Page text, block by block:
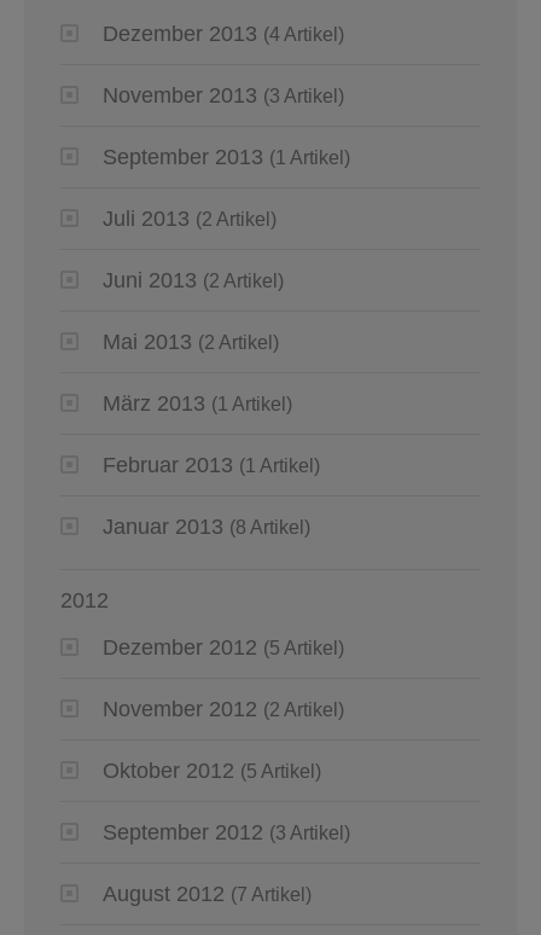
Dezember 2013 (4 Artikel)
November 2013 (3 Artikel)
September 2013 (1 Artikel)
Juli 2013 (2 Artikel)
Juni 2013 (2 Artikel)
Mai 2013 (2 Artikel)
März 2013 (1 Artikel)
Februar 2013 (1 Artikel)
Januar 2013 (8 Artikel)
2012
Dezember 2012 (5 Artikel)
November 2012 (2 Artikel)
Oktober 2012 (5 Artikel)
September 2012 (3 Artikel)
August 2012 (7 Artikel)